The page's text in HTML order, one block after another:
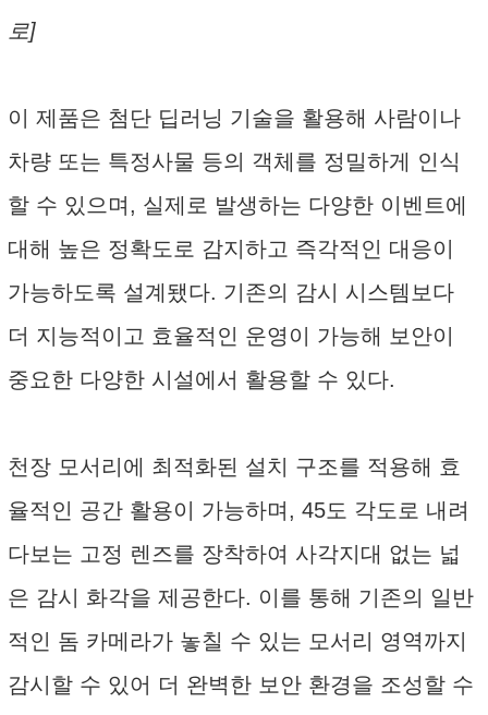
로]
이 제품은 첨단 딥러닝 기술을 활용해 사람이나
차량 또는 특정사물 등의 객체를 정밀하게 인식
할 수 있으며, 실제로 발생하는 다양한 이벤트에
대해 높은 정확도로 감지하고 즉각적인 대응이
가능하도록 설계됐다. 기존의 감시 시스템보다
더 지능적이고 효율적인 운영이 가능해 보안이
중요한 다양한 시설에서 활용할 수 있다.
천장 모서리에 최적화된 설치 구조를 적용해 효
율적인 공간 활용이 가능하며, 45도 각도로 내려
다보는 고정 렌즈를 장착하여 사각지대 없는 넓
은 감시 화각을 제공한다. 이를 통해 기존의 일반
적인 돔 카메라가 놓칠 수 있는 모서리 영역까지
감시할 수 있어 더 완벽한 보안 환경을 조성할 수